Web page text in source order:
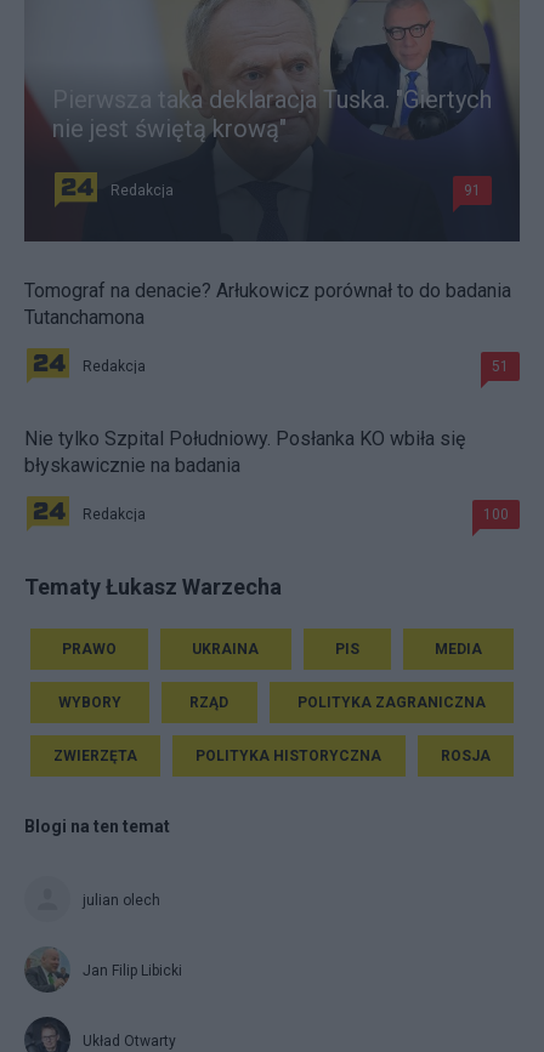
Pierwsza taka deklaracja Tuska. "Giertych
nie jest świętą krową"
Redakcja 91
Tomograf na denacie? Arłukowicz porównał to do badania
Tutanchamona
Redakcja 51
Nie tylko Szpital Południowy. Posłanka KO wbiła się
błyskawicznie na badania
Redakcja 100
Tematy Łukasz Warzecha
PRAWO UKRAINA PIS MEDIA
WYBORY RZĄD POLITYKA ZAGRANICZNA
ZWIERZĘTA POLITYKA HISTORYCZNA ROSJA
Blogi na ten temat
julian olech
Jan Filip Libicki
Układ Otwarty